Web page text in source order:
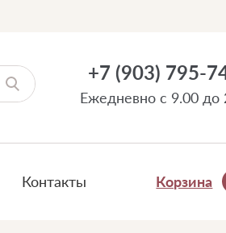
+7 (903) 795-
Ежедневно с 9.00 до
Контакты Корзина